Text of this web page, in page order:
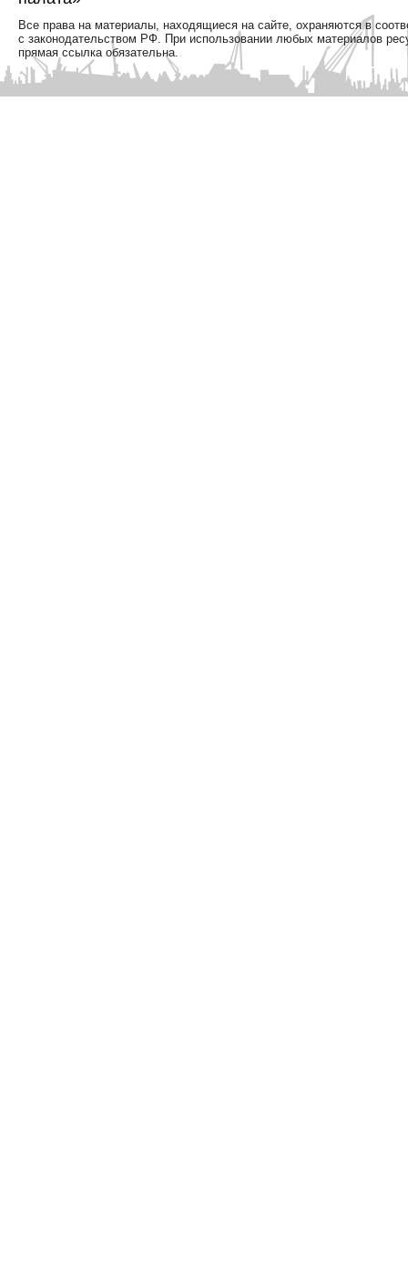
Все права на материалы, находящиеся на сайте, охраняются в
с законодательством РФ. При использовании любых материалов
прямая ссылка обязательна.